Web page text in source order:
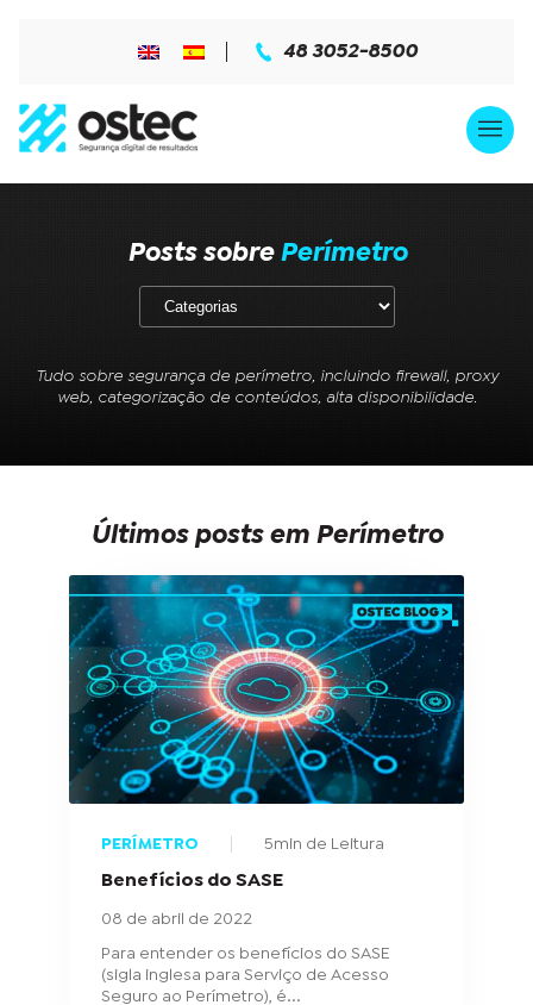
48 3052-8500
Posts sobre Perímetro
Tudo sobre segurança de perímetro, incluindo firewall, proxy
web, categorização de conteúdos, alta disponibilidade.
Últimos posts em Perímetro
PERÍMETRO 5min de Leitura
Benefícios do SASE
08 de abril de 2022
Para entender os benefícios do SASE
(sigla inglesa para Serviço de Acesso
Seguro ao Perímetro), é...